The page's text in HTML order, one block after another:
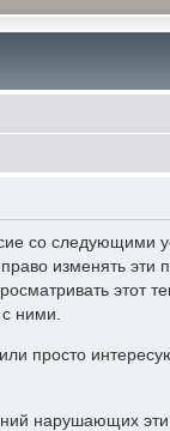
со следующими
изменять
этот
ними.
просто
нарушающих